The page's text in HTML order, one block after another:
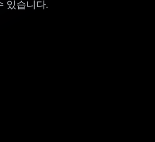
있습니다.